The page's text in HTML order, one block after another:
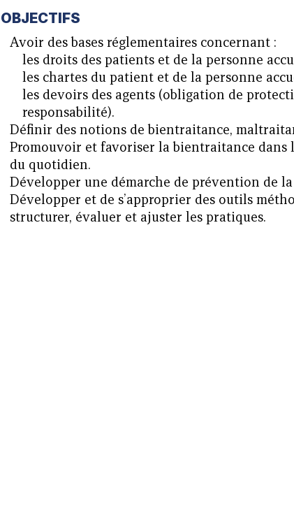
OBJECTIFS
Avoir des bases réglementaires concernant :
les droits des patients et de la personne
les chartes du patient et de la personne
les devoirs des agents (obligation de
responsabilité).
Définir des notions de bientraitance,
Promouvoir et favoriser la bientraitance dans
du quotidien.
Développer une démarche de prévention de
Développer et de s’approprier des outils
structurer, évaluer et ajuster les pratiques.